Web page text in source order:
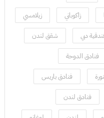
زاكوباني زيلامسي
دبي شقق لندن
فنادق الدوحة
فنادق باريس
فنادق لندن